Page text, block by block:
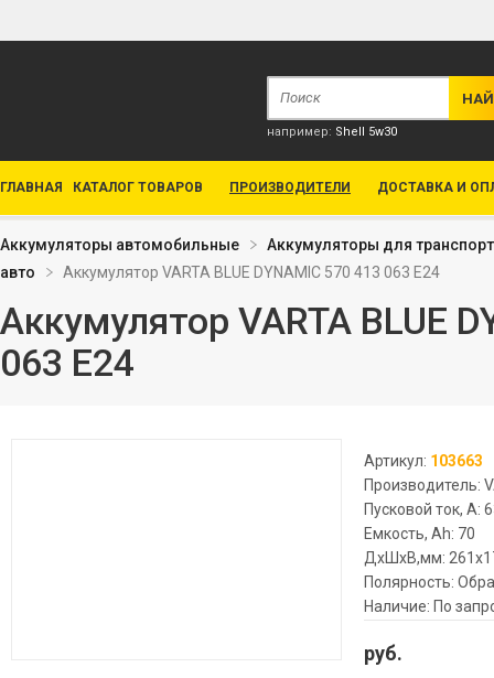
например: Shell 5w30
ГЛАВНАЯ КАТАЛОГ ТОВАРОВ ПРОИЗВОДИТЕЛИ ДОСТАВКА И
Аккумуляторы автомобильные
Аккумуляторы для
авто
Аккумулятор VARTA BLUE DYNAMIC 570 413 063 E24
Аккумулятор VARTA BLUE
063 E24
Артикул: 103663
Производитель:
Пусковой ток, А:
Емкость, Ah: 70
ДхШхВ,мм:
Полярность:
Наличие: По
руб.